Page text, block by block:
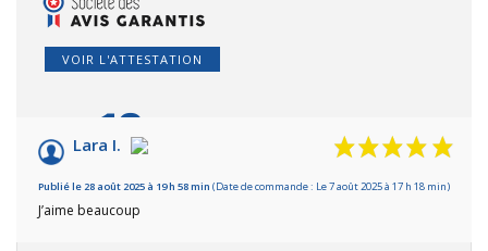
VOIR L'ATTESTATION
10/10
Basé sur 1 avis
Lara I.
Publié le 28 août 2025 à 19 h 58 min (Date de commande : Le 7 août 2025 à 17 h 18 min)
J’aime beaucoup